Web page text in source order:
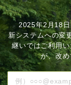
2025年2月18
新システムへの変
継いではご利用
が、改